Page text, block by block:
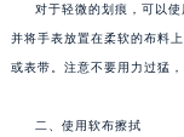
对于轻微的划痕，可以
并将手表放置在柔软的布料
或表带。注意不要用力过猛
二、使用软布擦拭